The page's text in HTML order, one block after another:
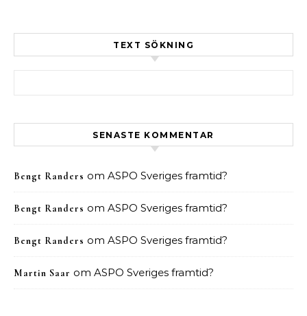
TEXT SÖKNING
SENASTE KOMMENTAR
Bengt Randers om ASPO Sveriges framtid?
Bengt Randers om ASPO Sveriges framtid?
Bengt Randers om ASPO Sveriges framtid?
Martin Saar om ASPO Sveriges framtid?